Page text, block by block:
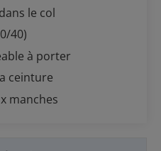
le col
40)
à porter
ceinture
manches